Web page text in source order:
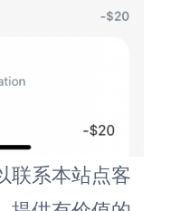
联系本站点客